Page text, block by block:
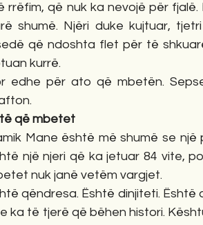
rrëfim, që nuk ka nevojë për
shumë. Njëri duke kujtuar,
që ndoshta flet për të
kurrë.
edhe për ato që mbetën.
që mbetet
Mane është më shumë se një
një njeri që ka jetuar 84 vite,
nuk janë vetëm vargjet.
qëndresa. Është dinjiteti. Është
ka të tjerë që bëhen histori.